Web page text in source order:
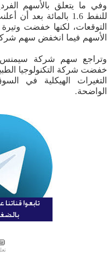
وفي ما يتعلق بالأسهم
للنفط ‌1.6 بالمائة
التوقعات، لكنها خفضت
الأسهم فيما انخفض سهم شركة بي بي
خفضت شركة التكنولوجيا
التغيرات الهيكلية في
الواضحة.